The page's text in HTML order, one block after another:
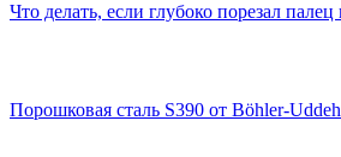
Что делать, если глубоко порезал
Порошковая сталь S390 от Böhler-